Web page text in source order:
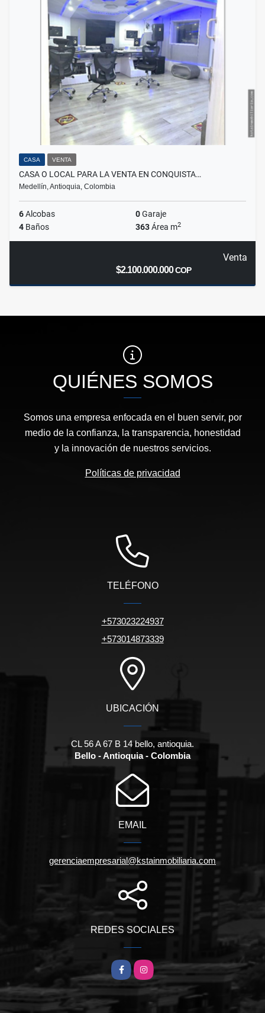
CASA VENTA
CASA O LOCAL PARA LA VENTA EN CONQUISTA…
Medellín, Antioquia, Colombia
6Alcobas 0Garaje
4 Baños 363Área m2
Venta
$2.100.000.000COP
QUIÉNES SOMOS
Somos una empresa enfocada en el buen servir, por
medio de la confianza, la transparencia, honestidad
y la innovación de nuestros servicios.
Políticas de privacidad
TELÉFONO
+573023224937
+573014873339
UBICACIÓN
CL 56 A 67 B 14 bello, antioquia.
Bello - Antioquia - Colombia
EMAIL
gerenciaempresarial@kstainmobiliaria.com
REDES SOCIALES
FacebookInstagram